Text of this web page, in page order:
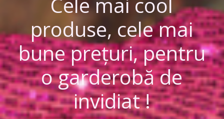
produse, cele mai
bune prețuri, pentru
o garderobă de
invidiat !